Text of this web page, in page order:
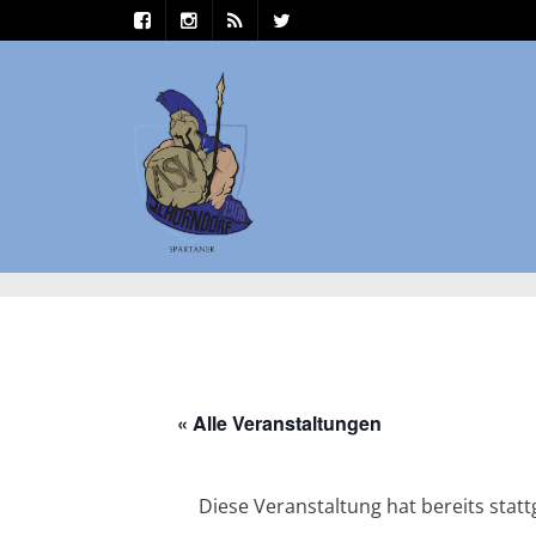
« Alle Veranstaltungen
Diese Veranstaltung hat bereits